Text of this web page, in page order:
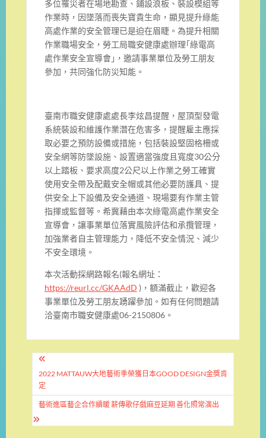
多位罹災者在場地勘查、鋪設浪板、裝設模組等
作業時，因墜落而喪失寶貴生命，顯見提升綠能
高處作業的安全管理已是迫在眉睫。為提升相關
作業職場安全，勞工局職安健康處辦理｢綠電高
處作業安全宣導會｣，邀請事業單位及勞工朋友
參加，共同強化防災知能。
臺南市職安健康處處長李炫昌提醒，屋頂型發電
系統裝設和維護作業潛在危害多，提醒雇主應採
取必要之預防設備或措施，包括裝設堅固格柵或
安全網等防墜設施、設置適當強度且寬度30公分
以上踏板、要求高度2公尺以上作業之勞工確實
使用安全帶及配戴安全帽或其他必要防護具、提
供安全上下設備及安全通道、現場要有作業主管
指揮或監督等。希冀藉由本次綠電高處作業安全
宣導會，讓事業單位落實風險評估和承攬管理，
加強業者自主管理能力，降低不安全情況、減少
不安全環境。
本次活動採網路報名(報名網址：
https://reurl.cc/GKAAdD )，額滿截止，歡迎各
事業單位及勞工朋友踴躍參加。如有任何問題請
洽臺南市職安健康處06-2150806。
文
章
導
覽
2022 MATTAUW大地藝術季榮獲日本GOOD DESIGN金獎肯
定
藝術進區藝企合作續暖 薪傳歌仔戲麻豆延期 善化照常演出